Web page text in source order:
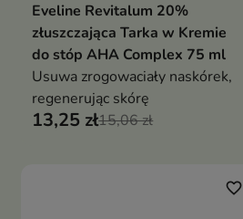
Dodaj do koszyka
Eveline Revitalum 20%
złuszczająca Tarka w Kremie
do stóp AHA Complex 75 ml
Usuwa zrogowaciały naskórek,
regenerując skórę
13,25 zł15,06 zł
favorite_border